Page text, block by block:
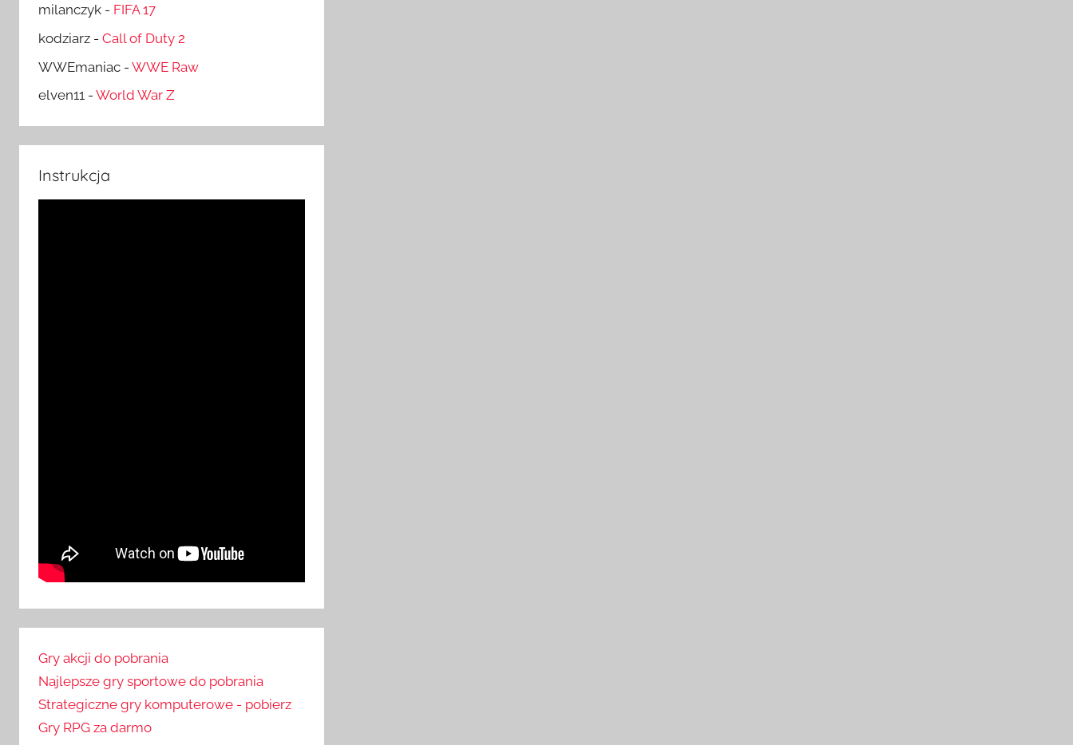
milanczyk - FIFA 17
kodziarz - Call of Duty 2
WWEmaniac - WWE Raw
elven11 - World War Z
Instrukcja
Gry akcji do pobrania
Najlepsze gry sportowe do pobrania
Strategiczne gry komputerowe - pobierz
Gry RPG za darmo